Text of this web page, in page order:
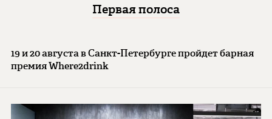
Первая полоса
19 и 20 августа в Санкт-Петербурге пройдет барная
премия Where2drink